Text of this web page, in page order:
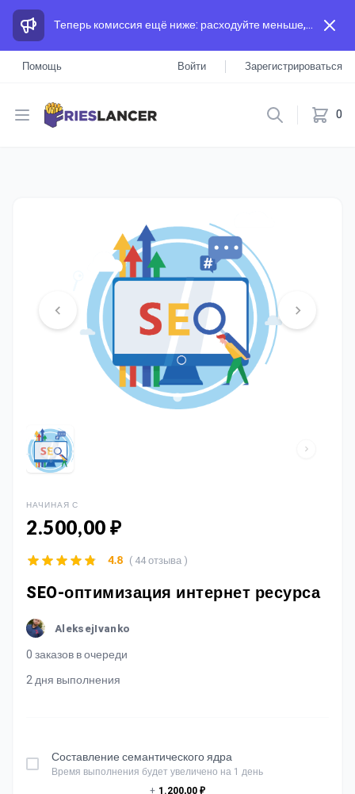
Теперь комиссия ещё ниже: расходуйте меньше, а зарабатывайте больше, чем на других площадках.
Помощь Войти Зарегистрироваться
Open menu 0
НАЧИНАЯ С
2.500,00 ₽
SEO-оптимизация интернет ресурса
AleksejIvanko
0 заказов в очереди
2 дня выполнения
4.8 ( 44 отзыва )
Составление семантического ядра
Время выполнения будет увеличено на 1 день
+ 1.200,00 ₽